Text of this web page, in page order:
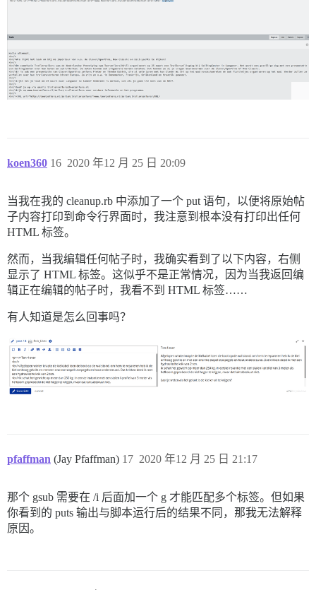
koen360 2020 年12 月 25 日 20:09
16
当我在我的 cleanup.rb 中添加了一个 put 语句，以便将原始帖
子内容打印到命令行界面时，我注意到根本没有打印出任何
HTML 标签。
然而，当我编辑任何帖子时，我确实看到了以下内容，右侧
显示了 HTML 标签。这似乎不是正常情况，因为当我返回编
辑正在编辑的帖子时，我看不到 HTML 标签……
有人知道是怎么回事吗？
pfaffman (Jay Pfaffman) 2020 年12 月 25 日 21:17
17
那个 gsub 需要在 /i 后面加一个 g 才能匹配多个标签。但如果
你看到的 puts 输出与脚本运行后的结果不同，那我无法解释
原因。